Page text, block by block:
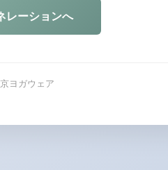
レーションへ
ヨガウェア